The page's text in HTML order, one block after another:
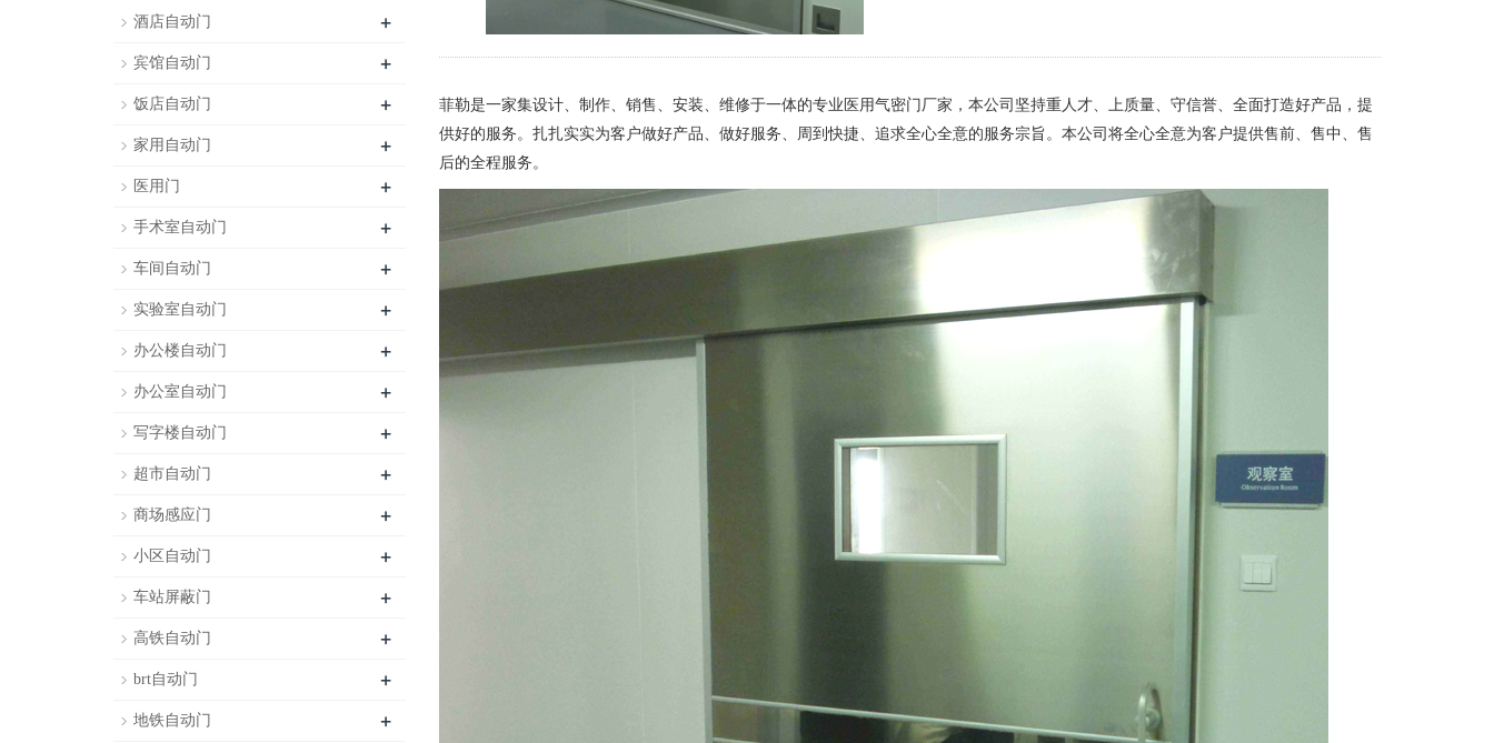
菲勒是一家集设计、制作、销售、安装、维修于一体的专业医用气密门厂家，本公司坚持重人才、上质量、守信誉、全面打造好产品，提
供好的服务。扎扎实实为客户做好产品、做好服务、周到快捷、追求全心全意的服务宗旨。本公司将全心全意为客户提供售前、售中、售
后的全程服务。
酒店自动门
+
宾馆自动门 +
饭店自动门 +
家用自动门 +
医用门 +
手术室自动门 +
车间自动门 +
实验室自动门 +
办公楼自动门 +
办公室自动门 +
写字楼自动门 +
超市自动门 +
商场感应门 +
小区自动门 +
车站屏蔽门 +
高铁自动门 +
brt自动门 +
地铁自动门 +